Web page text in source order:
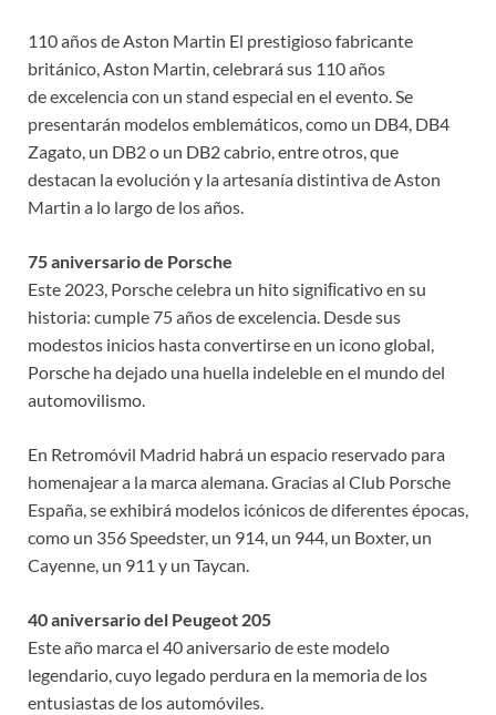
110 años de Aston Martin El prestigioso fabricante
británico, Aston Martin, celebrará sus 110 años
de excelencia con un stand especial en el evento. Se
presentarán modelos emblemáticos, como un DB4, DB4
Zagato, un DB2 o un DB2 cabrio, entre otros, que
destacan la evolución y la artesanía distintiva de Aston
Martin a lo largo de los años.
75 aniversario de Porsche
Este 2023, Porsche celebra un hito signiﬁcativo en su
historia: cumple 75 años de excelencia. Desde sus
modestos inicios hasta convertirse en un icono global,
Porsche ha dejado una huella indeleble en el mundo del
automovilismo.
En Retromóvil Madrid habrá un espacio reservado para
homenajear a la marca alemana. Gracias al Club Porsche
España, se exhibirá modelos icónicos de diferentes épocas,
como un 356 Speedster, un 914, un 944, un Boxter, un
Cayenne, un 911 y un Taycan.
40 aniversario del Peugeot 205
Este año marca el 40 aniversario de este modelo
legendario, cuyo legado perdura en la memoria de los
entusiastas de los automóviles.